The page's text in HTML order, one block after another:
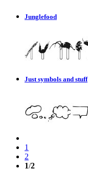
Junglefood
Just symbols and stuff
1
2
1/2